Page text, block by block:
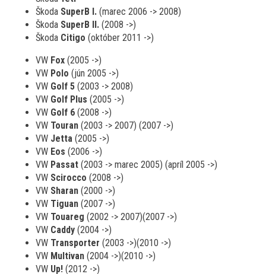
Škoda SuperB I. (marec 2006 -> 2008)
Škoda SuperB II. (2008 ->)
Škoda Citigo (október 2011 ->)
VW Fox (2005 ->)
VW Polo (jún 2005 ->)
VW Golf 5 (2003 -> 2008)
VW Golf Plus (2005 ->)
VW Golf 6 (2008 ->)
VW Touran (2003 -> 2007) (2007 ->)
VW Jetta (2005 ->)
VW Eos (2006 ->)
VW Passat (2003 -> marec 2005) (apríl 2005 ->)
VW Scirocco (2008 ->)
VW Sharan (2000 ->)
VW Tiguan (2007 ->)
VW Touareg (2002 -> 2007)(2007 ->)
VW Caddy (2004 ->)
VW Transporter (2003 ->)(2010 ->)
VW Multivan (2004 ->)(2010 ->)
VW Up! (2012 ->)